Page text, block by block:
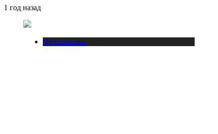
1 год назад
Публикации